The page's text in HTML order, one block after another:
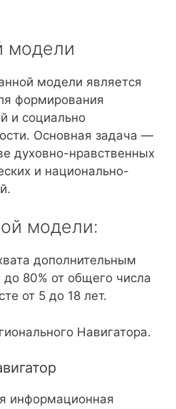
модели
модели является
формирования
и социально
Основная задача —
духовно-нравственных
и национально-
модели:
дополнительным
80% от общего числа
от 5 до 18 лет.
Навигатора.
информационная